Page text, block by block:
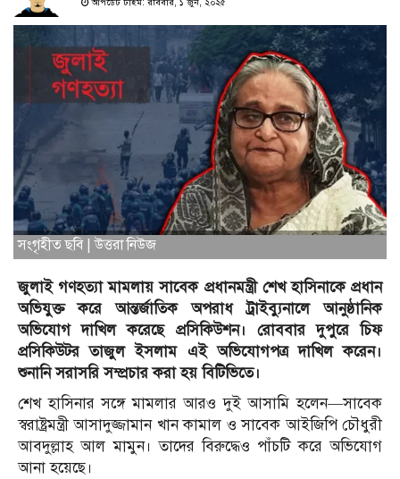
আপডেট টাইম: রবিবার, ১ জুন, ২০২৫
সংগৃহীত ছবি | উত্তরা নিউজ
জুলাই গণহত্যা মামলায় সাবেক প্রধানমন্ত্রী শেখ হাসিনাকে প্রধান
অভিযুক্ত করে আন্তর্জাতিক অপরাধ ট্রাইব্যুনালে আনুষ্ঠানিক
অভিযোগ দাখিল করেছে প্রসিকিউশন। রোববার দুপুরে চিফ
প্রসিকিউটর তাজুল ইসলাম এই অভিযোগপত্র দাখিল করেন।
শুনানি সরাসরি সম্প্রচার করা হয় বিটিভিতে।
শেখ হাসিনার সঙ্গে মামলার আরও দুই আসামি হলেন—সাবেক
স্বরাষ্ট্রমন্ত্রী আসাদুজ্জামান খান কামাল ও সাবেক আইজিপি চৌধুরী
আবদুল্লাহ আল মামুন। তাদের বিরুদ্ধেও পাঁচটি করে অভিযোগ
আনা হয়েছে।